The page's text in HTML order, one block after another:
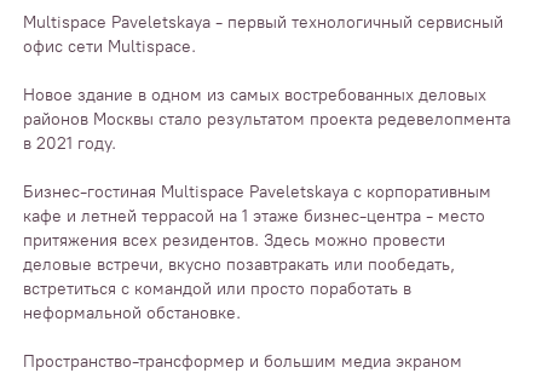
Multispace Paveletskaya - первый технологичный сервисный
офис сети Multispace.
Новое здание в одном из самых востребованных деловых
районов Москвы стало результатом проекта редевелопмента
в 2021 году.
Бизнес-гостиная Multispace Paveletskaya с корпоративным
кафе и летней террасой на 1 этаже бизнес-центра - место
притяжения всех резидентов. Здесь можно провести
деловые встречи, вкусно позавтракать или пообедать,
встретиться с командой или просто поработать в
неформальной обстановке.
Пространство-трансформер и большим медиа экраном